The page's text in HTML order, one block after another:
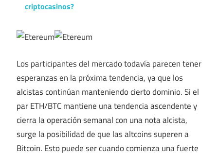
criptocasinos?
Los participantes del mercado todavía parecen tener
esperanzas en la próxima tendencia, ya que los
alcistas continúan manteniendo cierto dominio. Si el
par ETH/BTC mantiene una tendencia ascendente y
cierra la operación semanal con una nota alcista,
surge la posibilidad de que las altcoins superen a
Bitcoin. Esto puede ser cuando comienza una fuerte